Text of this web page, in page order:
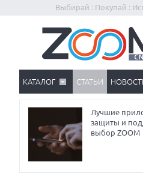
Выбирай : Покупай :
КАТАЛОГ СТАТЬИ
Лучшие
защиты и
выбор ZOOM